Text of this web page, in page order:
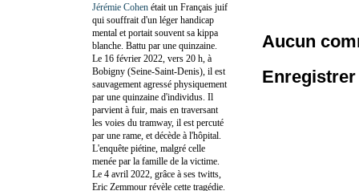
Aucun
Jérémie Cohen était un Français juif
qui souffrait d'un léger handicap
mental et portait souvent sa kippa
blanche. Battu par une quinzaine.
Le 16 février 2022, vers 20 h, à
Bobigny (Seine-Saint-Denis), il est
sauvagement agressé physiquement
par une quinzaine d'individus. Il
parvient à fuir, mais en traversant
les voies du tramway, il est percuté
par une rame, et décède à l'hôpital.
L'enquête piétine, malgré celle
menée par la famille de la victime.
Le 4 avril 2022, grâce à ses twitts,
Eric Zemmour révèle cette tragédie.